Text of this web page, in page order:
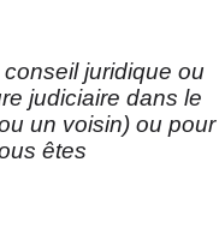
juridique ou
judiciaire dans le
un voisin) ou pour
êtes